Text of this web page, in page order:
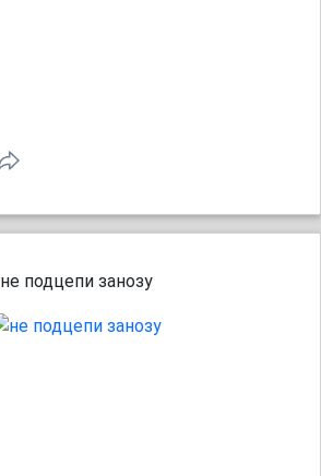
не подцепи занозу